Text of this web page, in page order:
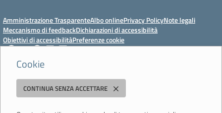
Cookie
CONTINUA SENZA ACCETTARE
Amministrazione TrasparenteAlbo onlinePrivacy PolicyNote legali
Meccanismo di feedbackDichiarazioni di accessibilità
Obiettivi di accessibilitàPreferenze cookie
Istituto Professionale Statale Socio-Commerciale-Artigianale "Cattaneo -
Deledda"